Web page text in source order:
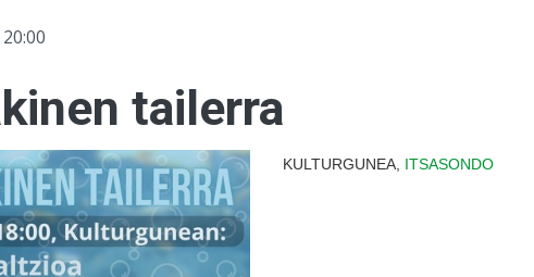
tailerra
KULTURGUNEA, ITSASONDO